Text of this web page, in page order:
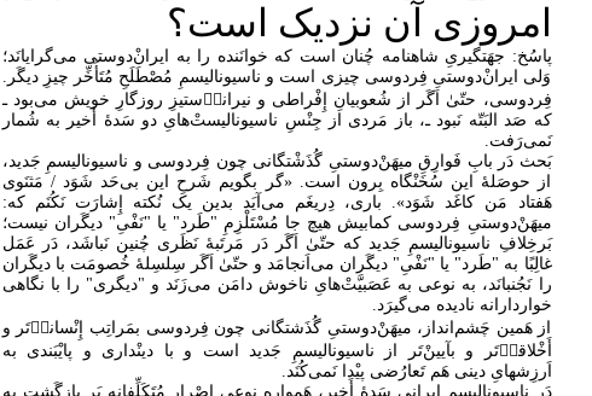
امروزی آن نزدیک است؟
پاسُخ: جهَتگیریِ شاهنامه چُنان است که خوانَنده را به ایرانْ‌دوستی می‌گرایانَد؛
وَلی ایرانْ‌دوستیِ فِردوسی چیزی است و ناسیونالیسمِ مُصْطَلَحِ مُتَأَخِّر چیزِ دیگَر.
فِردوسی، حتّیٰ اَگَر از شُعوبیانِ إِفْراطی و نیرانیٖ‌ستیزِ روزگارِ خویش می‌بود ـ
که صَد البَتّه نَبود ـ، باز مَردی از جِنْسِ ناسیونالیستْ‌هایِ دو سَدۀ أَخیر به شُمار
نَمی‌رَفت.
بَحث دَر بابِ فَوارِقِ میهَنْ‌دوستیِ گُذَشْتگانی چون فِردوسی و ناسیونالیسمِ جَدید،
از حوصَلۀ این سُخَنْگاه بِرون است. «گر بگویم شَرحِ این بی‌حَد شَوَد / مَثنَوی
هَفتاد مَن کاغَد شَوَد». باری، دِریغَم می‌آیَد بدین یک نُکته إِشارَت نَکُنَم که:
میهَنْ‌دوستیِ فِردوسی کمابیش هیچ جا مُسْتَلْزِمِ "طَرد" یا "نَفْیِ" دیگَران نیست؛
بَرخِلافِ ناسیونالیسمِ جَدید که حتّیٰ اَگَر دَر مَرتَبۀ نَظَری چُنین نَباشَد، دَر عَمَل
غالِبًا به "طَرد" یا "نَفْیِ" دیگَران می‌اَنجامَد و حتّیٰ اَگَر سِلسِلۀ خُصومَت با دیگَران
را نَجُنبانَد، به نوعی به عَصَبیَّتْ‌هایِ ناخوش دامَن می‌زَنَد و "دیگری" را با نگاهی
خواردارانه نادیده می‌گیرَد.
از هَمین چَشم‌انداز، میهَنْ‌دوستیِ گُذَشتگانی چون فِردوسی بمَراتِب إِنْسانیٖ‌تَر و
أَخْلاقیٖ‌تَر و بآیینْ‌تَر از ناسیونالیسمِ جَدید است و با دینْداری و پایْبَندی به
اَرزِشهایِ دینی هَم تَعارُضی پیْدا نَمی‌کُنَد.
دَر ناسیونالیسمِ ایرانیِ سَدۀ أَخیر، هَمواره نوعی إِصْرارِ مُتَکَلِّفانه بَر بازگَشت به